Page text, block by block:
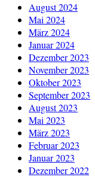
August 2024
Mai 2024
März 2024
Januar 2024
Dezember 2023
November 2023
Oktober 2023
September 2023
August 2023
Mai 2023
März 2023
Februar 2023
Januar 2023
Dezember 2022